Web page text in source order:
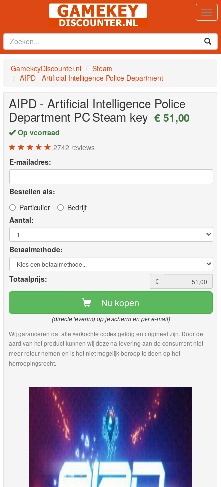
GamekeyDiscounter.nl
Steam
AIPD - Artificial Intelligence Police Department
AIPD - Artificial Intelligence Police
Department PCSteam key - € 51,00
Op voorraad
2742 reviews
E-mailadres:
Bestellen als:
Particulier
Bedrijf
Aantal:
Betaalmethode:
Totaalprijs: €
Nu kopen
(directe levering op je scherm en per e-mail)
Wij garanderen dat alle verkochte codes geldig en origineel zijn. Door de
aard van het product kunnen wij deze na levering aan de consument niet
meer retour nemen en is het niet mogelijk beroep te doen op het
herroepingsrecht.